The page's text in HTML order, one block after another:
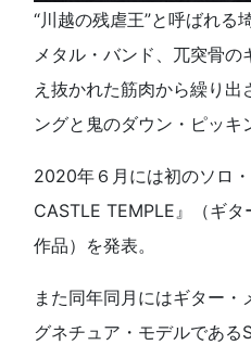
“川越の残虐王”と呼ばれる
メタル・バンド、兀突骨
え抜かれた筋肉から繰り
ングと鬼のダウン・ピッキ
2020年６月には初のソロ
CASTLE TEMPLE』（ギ
作品）を発表。
また同年同月にはギター・
グネチュア・モデルである